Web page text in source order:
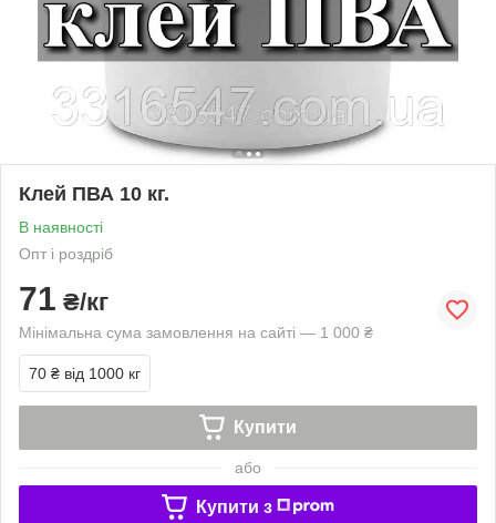
Клей ПВА 10 кг.
В наявності
Опт і роздріб
71 ₴/кг
Мінімальна сума замовлення на сайті — 1 000 ₴
70 ₴ від 1000 кг
Купити
або
Купити з